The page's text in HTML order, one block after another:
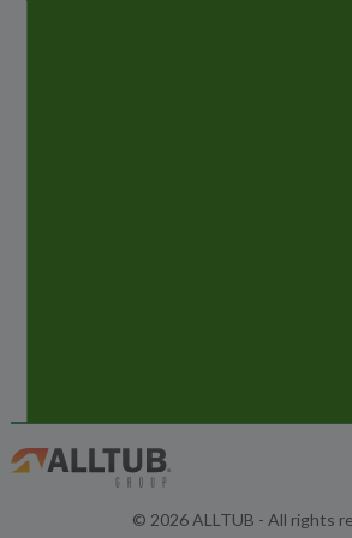
© 2026 ALLTUB - All rights